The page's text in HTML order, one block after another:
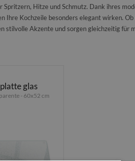
Hitze und Schmutz. Dank ihres
Ihre Kochzeile besonders elegant wirken.
stilvolle Akzente und sorgen gleichzeitig für
glas
- 60x52 cm